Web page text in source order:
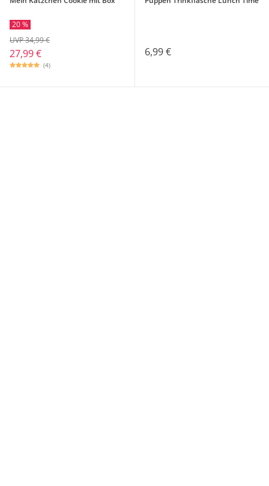
20 %
27,99 €
UVP 34,99 €
(4)
6,99 €